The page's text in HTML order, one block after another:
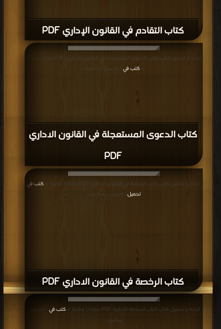
كتاب التقادم في القانون الإداري PDF
كتاب الدعوى المستعجلة في القانون الاداري
PDF
قراءة و تحميل كتاب كتاب الدعوى المستعجلة في القانون الاداري PDF مجانا | مكتبة
> كتب في | التحميل : مرة/مرات
كتاب الرخصة في القانون الاداري PDF
قراءة و تحميل كتاب كتاب الرخصة في القانون الاداري PDF مجانا | مكتبة >
كتب في
تحميل
| التحميل : مرة/مرات
قراءة و تحميل كتاب كتاب السلطة الادارية PDF مجانا | مكتبة > كتب في | التحميل :
مرة/مرات